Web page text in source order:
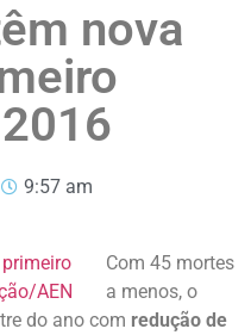
nova
9:57 am
Com 45 mortes
a menos, o
do ano com redução de